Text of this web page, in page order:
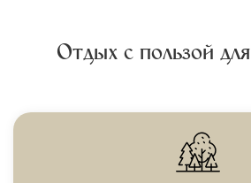
Отдых с пользой